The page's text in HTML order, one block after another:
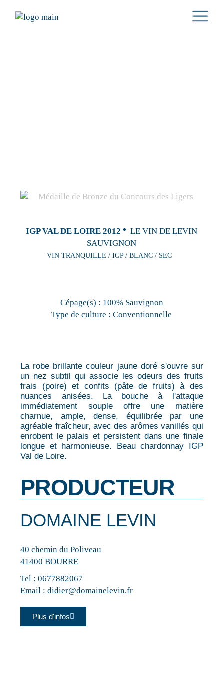
IGP VAL DE LOIRE 2012
LE VIN DE LEVIN
SAUVIGNON
VIN TRANQUILLE / IGP / BLANC / SEC
Cépage(s) : 100% Sauvignon
Type de culture : Conventionnelle
La robe brillante couleur jaune doré s'ouvre sur
un nez subtil qui associe les odeurs des fruits
frais (poire) et confits (pâte de fruits) à des
nuances anisées. La bouche à l'attaque
immédiatement souple offre une matière
charnue, ample, dense, équilibrée par une
agréable fraîcheur, avec des arômes vanillés qui
enrobent le palais et persistent dans une finale
longue et harmonieuse. Beau chardonnay IGP
Val de Loire.
PRODUCTEUR
DOMAINE LEVIN
40 chemin du Poliveau
41400 BOURRE
Tel :0677882067
Email :didier@domainelevin.fr
Plus d'infos